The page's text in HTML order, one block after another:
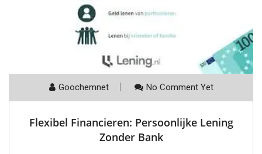
Goochemnet No Comment Yet
Flexibel Financieren: Persoonlijke Lening
Zonder Bank